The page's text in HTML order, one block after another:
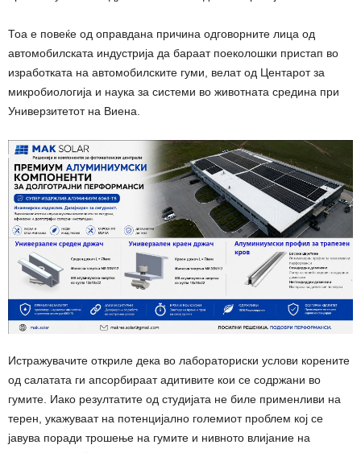
Тоа е повеќе од оправдана причина одговорните лица од
автомобилската индустрија да бараат поеколошки пристап во
изработката на автомобилските гуми, велат од Центарот за
микробиологија и наука за системи во животната средина при
Универзитетот на Виена.
Истражувачите откриле дека во лабораториски услови корените
од салатата ги апсорбираат адитивите кои се содржани во
гумите. Иако резултатите од студијата не биле применливи на
терен, укажуваат на потенцијално големиот проблем кој се
јавува поради трошење на гумите и нивното влијание на